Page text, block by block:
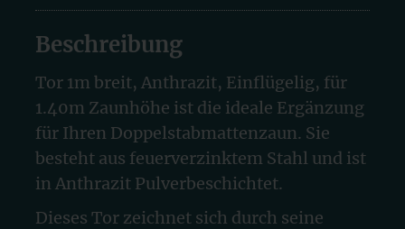
Beschreibung
Tor 1m breit, Anthrazit, Einflügelig, für
1.40m Zaunhöhe ist die ideale Ergänzung
für Ihren Doppelstabmattenzaun. Sie
besteht aus feuerverzinktem Stahl und ist
in Anthrazit Pulverbeschichtet.
Dieses Tor zeichnet sich durch seine